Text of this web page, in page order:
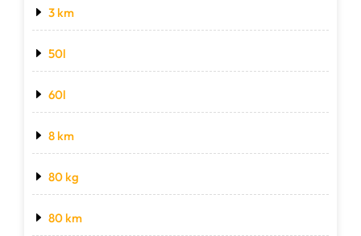
3 km
50l
60l
8 km
80 kg
80 km